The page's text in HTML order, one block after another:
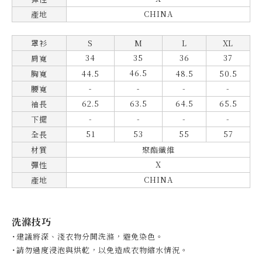
產地
CHINA
罩衫 S M L XL
肩寬
34 35 36
37
胸寬
44.5 46.5 48.5
50.5
腰寬
- - -
-
袖長
62.5 63.5 64.5
65.5
下擺
- - -
-
全長
51 53 55
57
材質
聚酯纖維
彈性
X
產地
CHINA
洗滌技巧
˙建議將深、淺衣物分開洗滌，避免染色。
˙請勿過度浸泡與烘乾，以免造成衣物縮水情況。